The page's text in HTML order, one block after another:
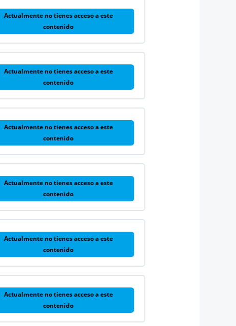
Actualmente no tienes acceso a este
contenido
Actualmente no tienes acceso a este
contenido
Actualmente no tienes acceso a este
contenido
Actualmente no tienes acceso a este
contenido
Actualmente no tienes acceso a este
contenido
Actualmente no tienes acceso a este
contenido